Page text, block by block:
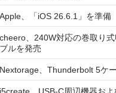
Apple、「iOS 26.6.1」を準備
cheero、240W対応の巻取り
ブルを発売
Nextorage、Thunderbolt 5ケ